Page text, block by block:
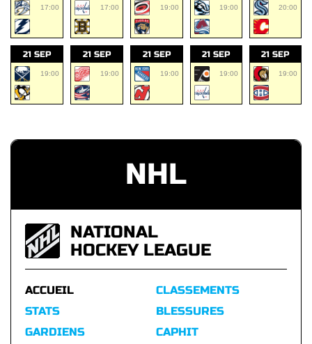
17:00 17:00 19:00 19:00 20:00
21 SEP
19:00
21 SEP
19:00
21 SEP
19:00
21 SEP
19:00
21 SEP
19:00
NHL
NATIONAL
HOCKEY LEAGUE
ACCUEIL
STATS
GARDIENS
CLASSEMENTS
BLESSURES
CAPHIT